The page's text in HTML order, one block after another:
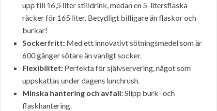
upp till 16,5 liter stilldrink, medan en 5-litersflaska
räcker för 165 liter. Betydligt billigare än flaskor och
burkar!
Sockerfritt: Med ett innovativt sötningsmedel som är
600 gånger sötare än vanligt socker.
Flexibilitet: Perfekta för självservering, något som
uppskattas under dagens lunchrush.
Minska hantering och avfall:Slipp burk- och
flaskhantering.